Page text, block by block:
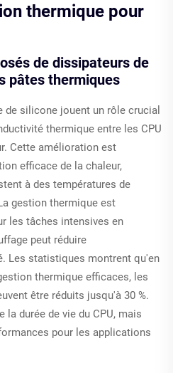
thermique pour
de dissipateurs de
pâtes thermiques
de silicone jouent un rôle crucial
thermique entre les CPU
Cette amélioration est
efficace de la chaleur,
à des températures de
gestion thermique est
les tâches intensives en
peut réduire
Les statistiques montrent qu'en
thermique efficaces, les
être réduits jusqu'à 30 %.
la durée de vie du CPU, mais
pour les applications